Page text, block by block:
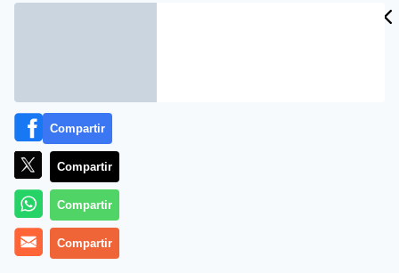
Si las elecciones al Parlamento Europeo se celebraran
Compartir
Compartir
Compartir
Compartir